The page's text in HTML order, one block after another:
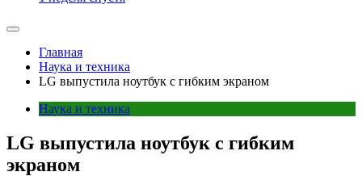
Главная
Наука и техника
LG выпустила ноутбук с гибким экраном
Наука и техника
LG выпустила ноутбук с гибким
экраном